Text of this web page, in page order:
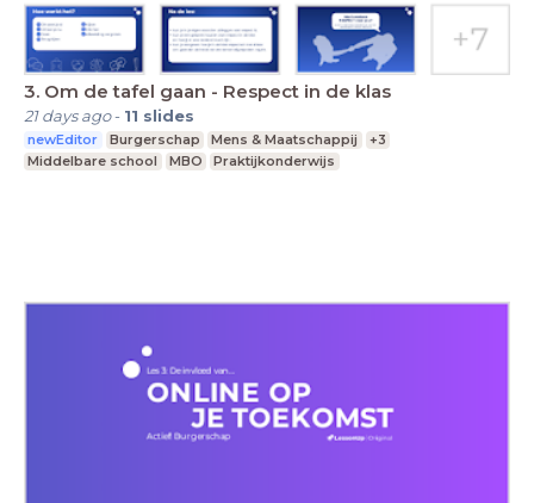
3. Om de tafel gaan - Respect in de klas
21 days ago- 11 slides
newEditor Burgerschap Mens & Maatschappij
+3
Middelbare school
MBO Praktijkonderwijs